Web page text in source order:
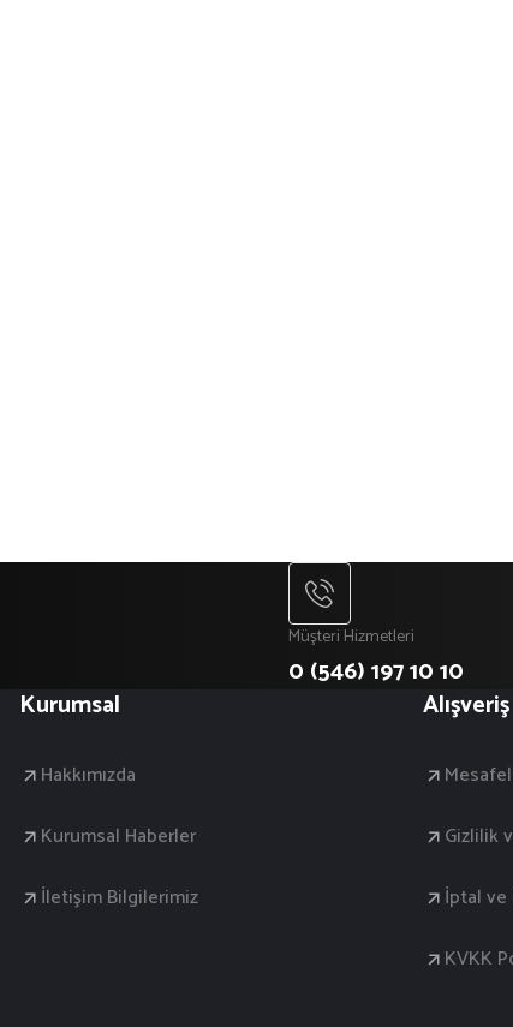
Müşteri Hizmetleri
0 (546) 197 10 10
Kurumsal
Hakkımızda
Kurumsal Haberler
İletişim Bilgilerimiz
Alışveriş
Gizlilik
İptal ve
KVKK